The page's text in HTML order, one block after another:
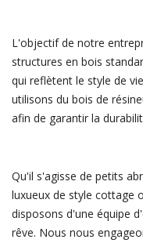
L'objectif de notre
structures en bois
qui reflètent le style de
utilisons du bois de
afin de garantir la
Qu'il s'agisse de petits
luxueux de style cottage
disposons d'une équipe
rêve. Nous nous